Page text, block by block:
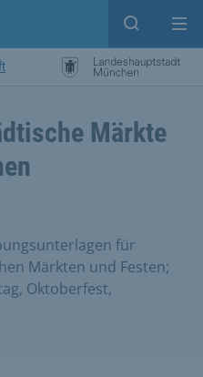
Open
Märkte
für
Märkten und Festen;
Oktoberfest,